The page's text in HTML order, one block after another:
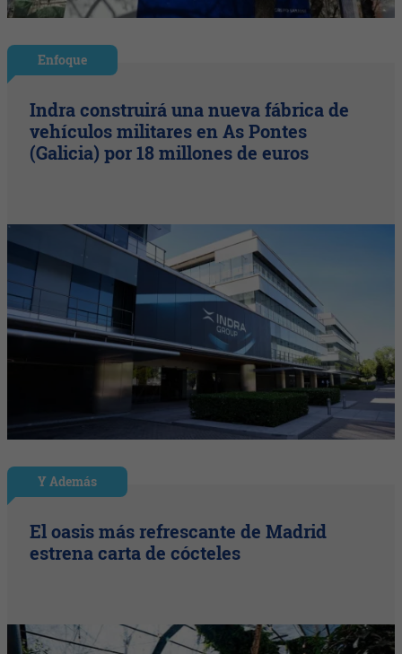
Enfoque
Indra construirá una nueva fábrica de
vehículos militares en As Pontes
(Galicia) por 18 millones de euros
Y Además
El oasis más refrescante de Madrid
estrena carta de cócteles